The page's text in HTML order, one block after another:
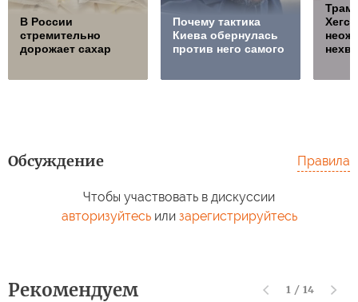
В России
стремительно
дорожает сахар
Почему тактика
Киева обернулась
против него самого
Обсуждение Правила
Чтобы участвовать в дискуссии
авторизуйтесьили зарегистрируйтесь
Рекомендуем 1 / 14